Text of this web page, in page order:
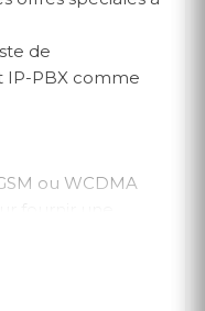
de
IP-PBX comme
ou WCDMA
/ 3G / 4G
4G. Cela vous